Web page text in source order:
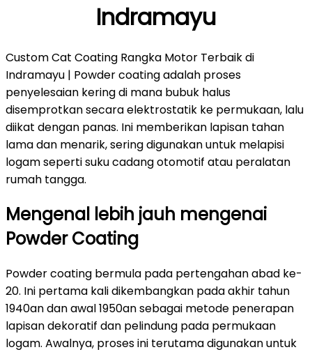
Indramayu
Custom Cat Coating Rangka Motor Terbaik di
Indramayu | Powder coating adalah proses
penyelesaian kering di mana bubuk halus
disemprotkan secara elektrostatik ke permukaan, lalu
diikat dengan panas. Ini memberikan lapisan tahan
lama dan menarik, sering digunakan untuk melapisi
logam seperti suku cadang otomotif atau peralatan
rumah tangga.
Mengenal lebih jauh mengenai
Powder Coating
Powder coating bermula pada pertengahan abad ke-
20. Ini pertama kali dikembangkan pada akhir tahun
1940an dan awal 1950an sebagai metode penerapan
lapisan dekoratif dan pelindung pada permukaan
logam. Awalnya, proses ini terutama digunakan untuk